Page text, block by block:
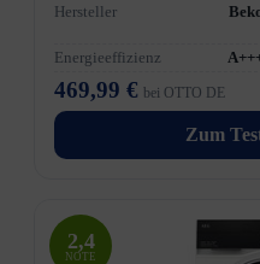
Hersteller
Energieeffizienz
469,99 € bei OTTO DE
Zum
2,4
NOTE